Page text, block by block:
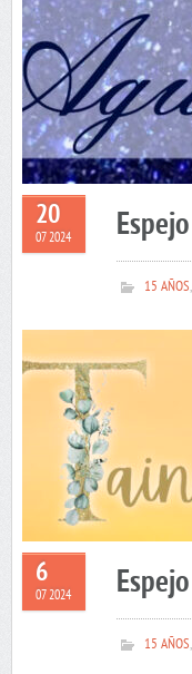
20
07 2024
15 AÑOS,
6
07 2024
15 AÑOS,